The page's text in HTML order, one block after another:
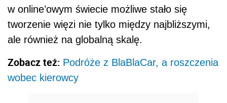
w online’owym świecie możliwe stało się
tworzenie więzi nie tylko między najbliższymi,
ale również na globalną skalę.
Zobacz też: Podróże z BlaBlaCar, a roszczenia
wobec kierowcy